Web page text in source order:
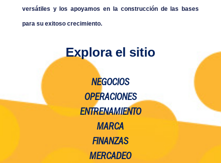
versátiles y los apoyamos en la construcción de las bases
para su exitoso crecimiento.
Explora el sitio
NEGOCIOS
OPERACIONES
ENTRENAMIENTO
MARCA
FINANZAS
MERCADEO